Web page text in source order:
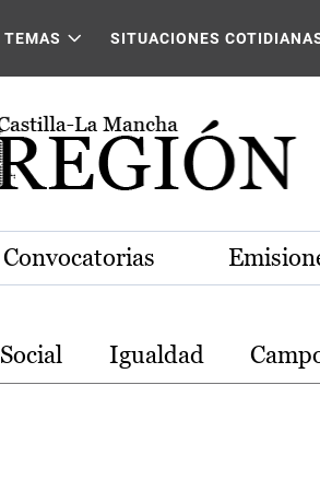
TEMAS SITUACIONES
Convocatorias
Social Igualdad